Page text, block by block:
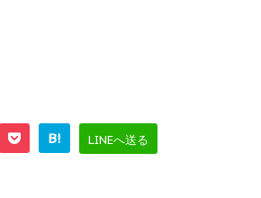
B! LINEへ送る